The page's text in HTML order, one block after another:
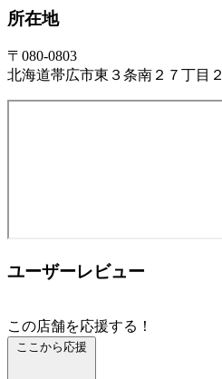
所在地
〒080-0803
北海道帯広市東３条南２７丁目２
ユーザーレビュー
この店舗を応援する！
ここから応援